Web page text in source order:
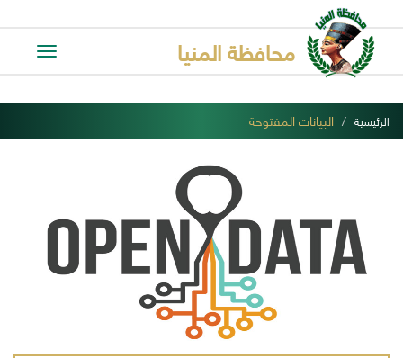
Toggle
محافظة المنيا
الرئيسية البيانات المفتوحة